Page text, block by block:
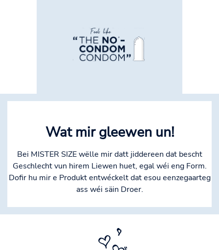
Wat mir gleewen un!
Bei MISTER SIZE wëlle mir datt jiddereen dat bescht
Geschlecht vun hirem Liewen huet, egal wéi eng Form.
Dofir hu mir e Produkt entwéckelt dat esou eenzegaarteg
ass wéi säin Droer.